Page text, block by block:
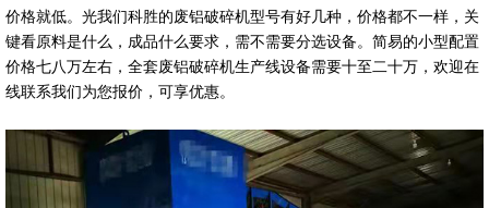
价格就低。光我们科胜的废铝破碎机型号有好几种，价格都不一样，关
键看原料是什么，成品什么要求，需不需要分选设备。简易的小型配置
价格七八万左右，全套废铝破碎机生产线设备需要十至二十万，欢迎在
线联系我们为您报价，可享优惠。